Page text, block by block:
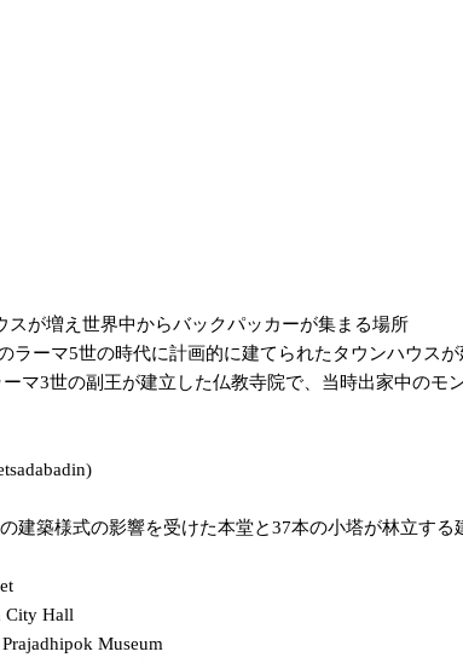
スが増え世界中からバックパッカーが集まる場所
ラーマ5世の時代に計画的に建てられたタウンハウス
ーマ3世の副王が建立した仏教寺院で、当時出家中の
の建築様式の影響を受けた本堂と37本の小塔が林立す
City Hall
Museum